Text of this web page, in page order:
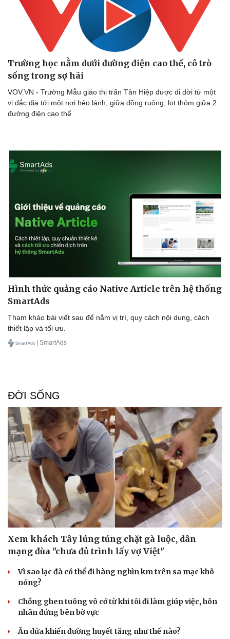
Doanh nghiệp
Thông tin doanh nghiệp
Doanh nghiệp 24h
Vì cộng đồng
Công nghệ
Sành điệu
Chuyển đổi số
Trường học nằm dưới đường điện cao thế, cô trò
sống trong sợ hãi
VOV.VN - Trường Mẫu giáo thị trấn Tân Hiệp được di dời từ một
vị đắc địa tới một nơi hẻo lánh, giữa đồng ruộng, lọt thỏm giữa 2
đường điện cao thế
Hình thức quảng cáo Native Article trên hệ thống
SmartAds
Tham khảo bài viết sau để nắm vị trí, quy cách nội dung, cách
thiết lập và tối ưu.
| SmartAds
ĐỜI SỐNG
Xem khách Tây lúng túng chặt gà luộc, dân
mạng đùa "chưa đủ trình lấy vợ Việt"
Vì sao lạc đà có thể đi hàng nghìn km trên sa mạc khô
nóng?
Chồng ghen tuông vô cớ từ khi tôi đi làm giúp việc, hôn
nhân đứng bên bờ vực
Ăn dứa khiến đường huyết tăng như thế nào?